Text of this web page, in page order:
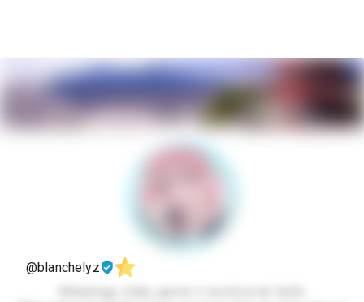
@blanchelyz